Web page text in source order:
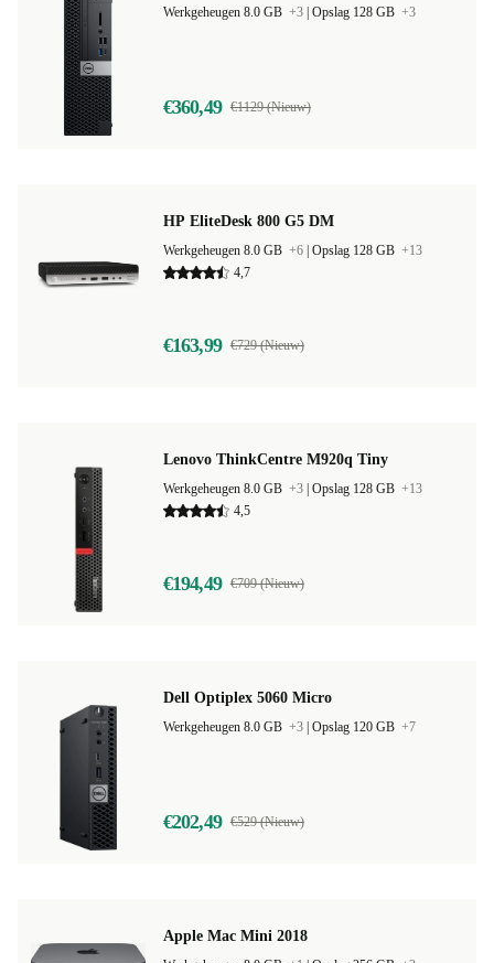
Werkgeheugen 8.0 GB +3 Opslag 128 GB +3
€360,49 €1129 (Nieuw)
HP EliteDesk 800 G5 DM
Werkgeheugen 8.0 GB +6 Opslag 128 GB +13
4,7
€163,99 €729 (Nieuw)
Lenovo ThinkCentre M920q Tiny
Werkgeheugen 8.0 GB +3 Opslag 128 GB +13
4,5
€194,49 €709 (Nieuw)
Dell Optiplex 5060 Micro
Werkgeheugen 8.0 GB +3 Opslag 120 GB +7
€202,49 €529 (Nieuw)
Apple Mac Mini 2018